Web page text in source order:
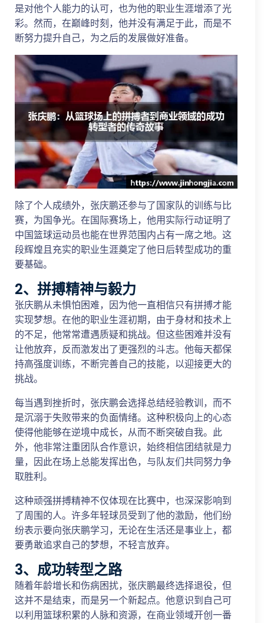
是对他个人能力的认可，也为他的职业生涯增添了光
彩。然而，在巅峰时刻，他并没有满足于此，而是不
断努力提升自己，为之后的发展做好准备。
除了个人成绩外，张庆鹏还参与了国家队的训练与比
赛，为国争光。在国际赛场上，他用实际行动证明了
中国篮球运动员也能在世界范围内占有一席之地。这
段辉煌且充实的职业生涯奠定了他日后转型成功的重
要基础。
2、拼搏精神与毅力
张庆鹏从未惧怕困难，因为他一直相信只有拼搏才能
实现梦想。在他的职业生涯初期，由于身材和技术上
的不足，他常常遭遇质疑和挑战。但这些困难并没有
让他放弃，反而激发出了更强烈的斗志。他每天都保
持高强度训练，不断完善自己的技能，以迎接更大的
挑战。
每当遇到挫折时，张庆鹏会选择总结经验教训，而不
是沉溺于失败带来的负面情绪。这种积极向上的心态
使得他能够在逆境中成长，从而不断突破自我。此
外，他非常注重团队合作意识，始终相信团结就是力
量，因此在场上总能发挥出色，与队友们共同努力争
取胜利。
这种顽强拼搏精神不仅体现在比赛中，也深深影响到
了周围的人。许多年轻球员受到了他的激励，他们纷
纷表示要向张庆鹏学习，无论在生活还是事业上，都
要勇敢追求自己的梦想，不轻言放弃。
3、成功转型之路
随着年龄增长和伤病困扰，张庆鹏最终选择退役，但
这并不是结束，而是另一个新起点。他意识到自己可
以利用篮球积累的人脉和资源，在商业领域开创一番